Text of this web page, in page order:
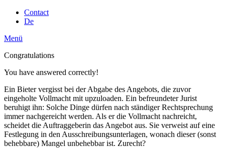
Contact
De
Menü
Congratulations
You have answered correctly!
Ein Bieter vergisst bei der Abgabe des Angebots, die zuvor
eingeholte Vollmacht mit upzuloaden. Ein befreundeter Jurist
beruhigt ihn: Solche Dinge dürfen nach ständiger Rechtsprechung
immer nachgereicht werden. Als er die Vollmacht nachreicht,
scheidet die Auftraggeberin das Angebot aus. Sie verweist auf eine
Festlegung in den Ausschreibungsunterlagen, wonach dieser (sonst
behebbare) Mangel unbehebbar ist. Zurecht?